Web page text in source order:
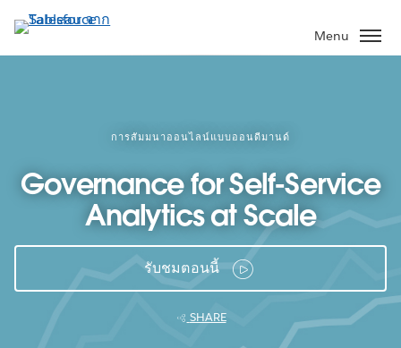
ไป
ที่
Menu
การสัมมนาออนไลน์แบบออนดีมานด์
Governance for Self-Service
Analytics at Scale
รับชมตอนนี้
SHARE